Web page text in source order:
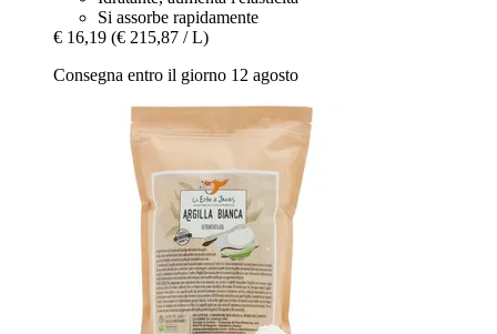
Si assorbe rapidamente
€ 16,19 (€ 215,87 / L)
Consegna entro il giorno 12 agosto